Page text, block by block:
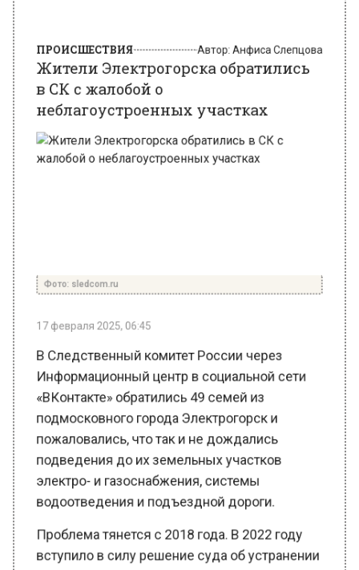
неблагоустроенных участках
17 февраля 2025, 06:45
В Следственный комитет России через
«ВКонтакте» обратились 49 семей из
подмосковного города Электрогорск и
пожаловались, что так и не дождались
подведения до их земельных участков
электро- и газоснабжения, системы
водоотведения и подъездной дороги.
вступило в силу решение суда об устранении
нарушений. Однако до сегодняшнего дня оно